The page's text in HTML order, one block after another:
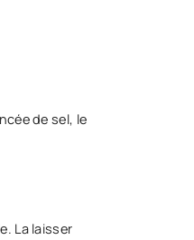
de sel, le
La laisser